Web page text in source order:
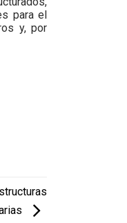
para el
y, por